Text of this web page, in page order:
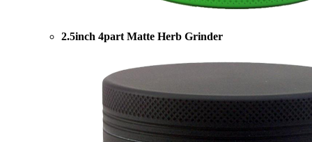
2.5inch 4part Matte Herb Grinder